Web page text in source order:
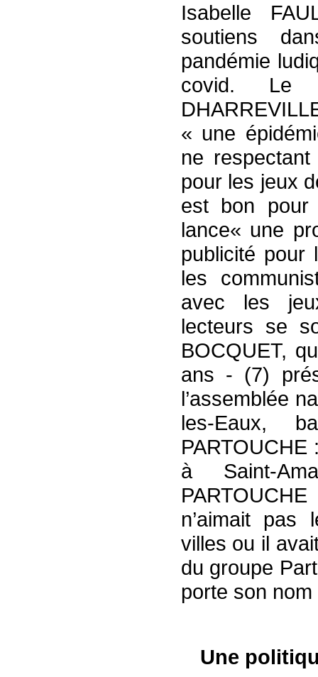
Isabelle
soutiens
pandémie
covid. Le
« une
ne
pour les jeux
est bon
lance« une
publicité
les
avec les
lecteurs se
BOCQUET,
ans - (7)
l’assemblée
les-Eaux,
à Saint-
n’aimait pas
villes ou il
du groupe
porte son
Une